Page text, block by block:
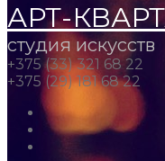
АРТ-
студия искусств
+375 (33) 321 68 22
+375 (29) 181 68 22